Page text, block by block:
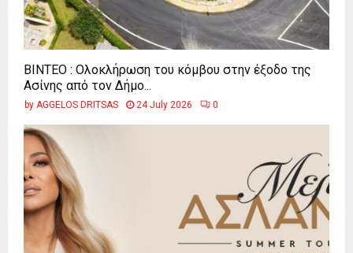
ΒΙΝΤΕΟ : Ολοκλήρωση του κόμβου στην έξοδο της
Ασίνης από τον Δήμο...
by AGGELOS DRITSAS 24 July 2026 0